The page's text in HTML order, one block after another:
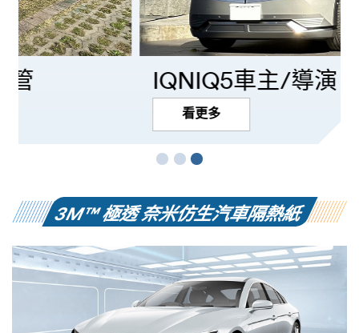
使用型號：極透MA40(前擋)、極透MA20(車身)
導演工作經常早出晚歸，在清晨或夜晚，或出外景到偏
行車的安全，因此在汽車隔熱紙的選擇上，我最重視清
晰度。新一代3M極透奈米仿生汽車隔熱紙，是以奈米
仿生技術發展而出的高透隔熱紙，高透又隔熱，滿足我
時常在外，需要最佳視野與最強隔熱防護需求，完美符
合我的期待。
IQNIQ5車主/導演
3M™ 極透 奈米仿生汽車隔熱紙